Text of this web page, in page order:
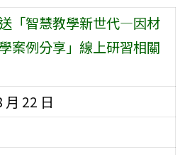
「智慧教學新世代—因材
案例分享」線上研習相關
月 22 日